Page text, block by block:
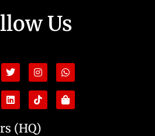
Us
TwitterInstagramWhatsapp
LinkedinTiktokShopping-
bag
(HQ)